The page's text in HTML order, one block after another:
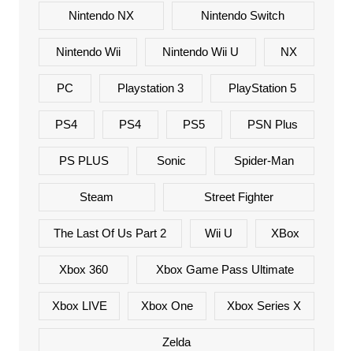
Nintendo NX Nintendo Switch
Nintendo Wii Nintendo Wii U NX
PC Playstation 3 PlayStation 5
PS4 PS4 PS5 PSN Plus
PS PLUS Sonic Spider-Man
Steam Street Fighter
The Last Of Us Part 2 Wii U XBox
Xbox 360 Xbox Game Pass Ultimate
Xbox LIVE Xbox One Xbox Series X
Zelda